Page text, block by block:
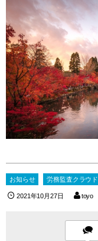
お知らせ 労務監査クラウド
2021年10月27日 toyo